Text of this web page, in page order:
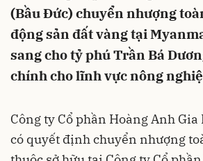
(Bầu Đức) chuyển nhượng
động sản đất vàng tại
sang cho tỷ phú Trần Bá
chính cho lĩnh vực nông
Công ty Cổ phần Hoàng Anh Gia
có quyết định chuyển nhượng